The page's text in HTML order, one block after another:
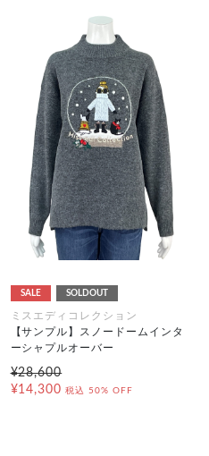
SALE SOLDOUT
ミスエディコレクション
【サンプル】スノードームインタ
ーシャプルオーバー
¥28,600
¥14,300 税込 50% OFF